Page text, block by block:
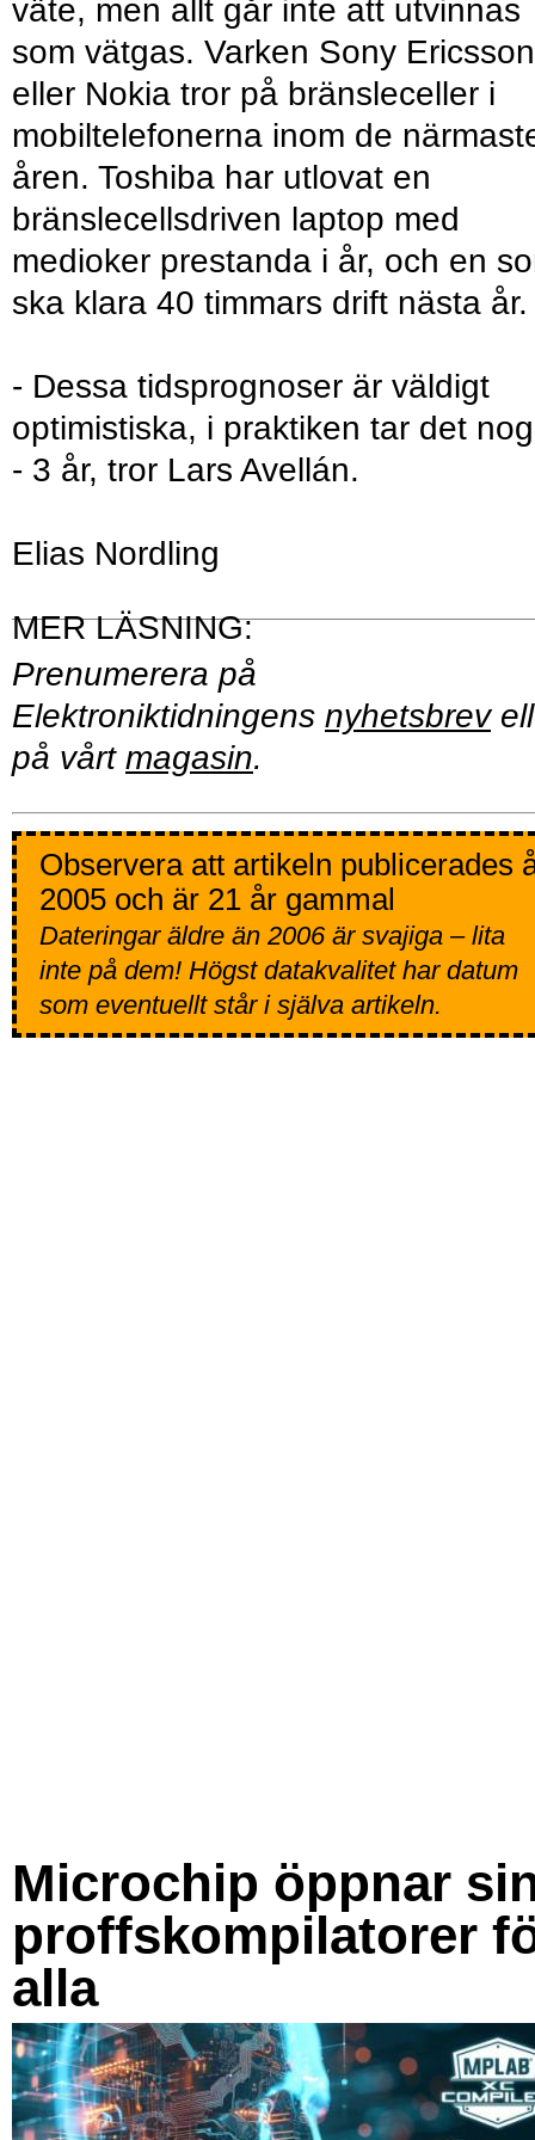
väte, men allt går inte att utvinnas
som vätgas. Varken Sony Ericsson
eller Nokia tror på bränsleceller i
mobiltelefonerna inom de
åren. Toshiba har utlovat en
bränslecellsdriven laptop med
medioker prestanda i år, och en
ska klara 40 timmars drift nästa år.
- Dessa tidsprognoser är väldigt
optimistiska, i praktiken tar det
- 3 år, tror Lars Avellán.
Elias Nordling
Prenumerera på
Elektroniktidningens nyhetsbrev
på vårt magasin.
Observera att artikeln publicerades
2005 och är 21 år gammal
Dateringar äldre än 2006 är svajiga – lita
inte på dem! Högst datakvalitet har datum
som eventuellt står i själva artikeln.
Microchip öppnar
proffskompilatorer
alla